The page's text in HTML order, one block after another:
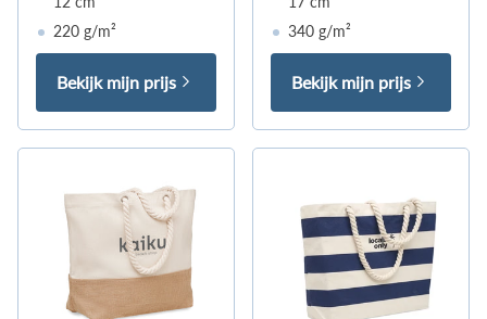
220 g/m²
Bekijk mijn prijs
340 g/m²
Bekijk mijn prijs